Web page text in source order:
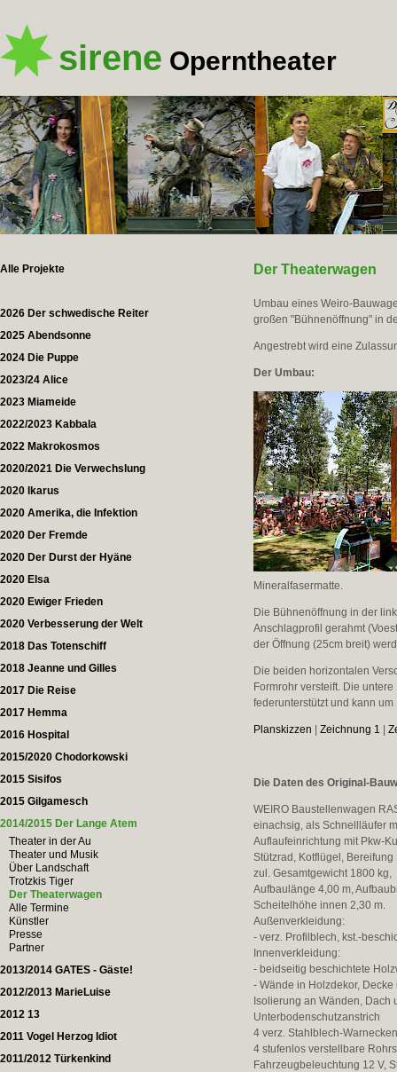
sirene Operntheater
Alle Projekte
2026 Der schwedische Reiter
2025 Abendsonne
2024 Die Puppe
2023/24 Alice
2023 Miameide
2022/2023 Kabbala
2022 Makrokosmos
2020/2021 Die Verwechslung
2020 Ikarus
2020 Amerika, die Infektion
2020 Der Fremde
2020 Der Durst der Hyäne
2020 Elsa
2020 Ewiger Frieden
2020 Verbesserung der Welt
2018 Das Totenschiff
2018 Jeanne und Gilles
2017 Die Reise
2017 Hemma
2016 Hospital
2015/2020 Chodorkowski
2015 Sisifos
2015 Gilgamesch
2014/2015 Der Lange Atem
Theater in der Au
Theater und Musik
Über Landschaft
Trotzkis Tiger
Der Theaterwagen
Alle Termine
Künstler
Presse
Partner
2013/2014 GATES - Gäste!
2012/2013 MarieLuise
2012 13
2011 Vogel Herzog Idiot
2011/2012 Türkenkind
Der Theaterwagen
Umbau eines Weiro-
großen "Bühnenöffnung" in
Angestrebt wird eine
Der Umbau:
Mineralfasermatte.
Die Bühnenöffnung in der
Anschlagprofil gerahmt
der Öffnung (25cm breit)
Die beiden horizontalen
Formrohr versteift. Die
federunterstützt und kann
Planskizzen |Zeichnung 1 |
Die Daten des Original-
WEIRO Baustellenwagen
einachsig, als Schnellläufer
Auflaufeinrichtung mit Pkw-
Stützrad, Kotflügel, Bereifung
zul. Gesamtgewicht 1800 kg,
Aufbaulänge 4,00 m,
Scheitelhöhe innen 2,30 m.
Außenverkleidung:
- verz. Profilblech, kst.-
Innenverkleidung:
- beidseitig beschichtete
- Wände in Holzdekor, Decke
Isolierung an Wänden, Dach
Unterbodenschutzanstrich
4 verz. Stahlblech-
4 stufenlos verstellbare
Fahrzeugbeleuchtung 12 V,